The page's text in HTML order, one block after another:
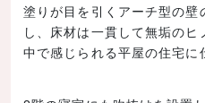
塗りが目を引くアーチ型の
し、床材は一貫して無垢の
中で感じられる平屋の住宅に